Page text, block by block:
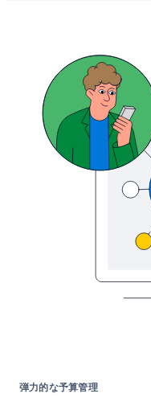
弾力的な予算管理